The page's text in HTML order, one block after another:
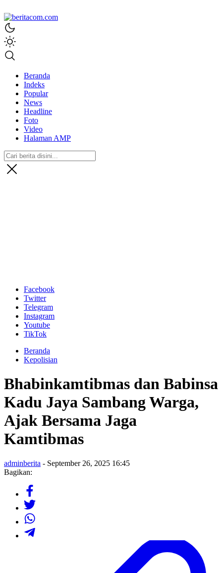
beritacom.com
bestnews
Beranda
Indeks
Popular
News
Headline
Foto
Video
Halaman AMP
Facebook
Twitter
Telegram
Instagram
Youtube
TikTok
Beranda
Kepolisian
Bhabinkamtibmas dan Babinsa
Kadu Jaya Sambang Warga,
Ajak Bersama Jaga
Kamtibmas
adminberita - September 26, 2025 16:45
Bagikan: